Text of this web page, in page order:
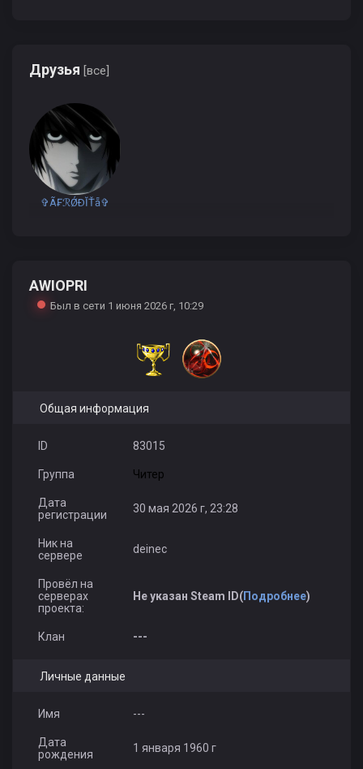
Друзья [все]
✞Ã₣ℛǾÐĬŤẵ✞
AWIOPRI
Был в сети 1 июня 2026 г, 10:29
Общая информация
ID 83015
Группа Читер
Дата
регистрации
30 мая 2026 г, 23:28
Ник на
сервере
deinec
Провёл на
серверах
проекта:
Не указан Steam ID(Подробнее)
Клан ---
Личные данные
Имя ---
Дата
рождения
1 января 1960 г